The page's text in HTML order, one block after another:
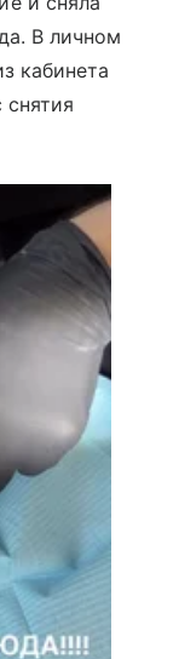
В личном
кабинета
снятия